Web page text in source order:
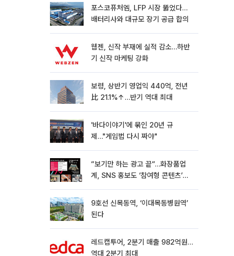
포스코퓨처엠, LFP 시장 뚫었다…
배터리사와 대규모 장기 공급 합의
웹젠, 신작 부재에 실적 감소…하반
기 신작 마케팅 강화
보령, 상반기 영업익 440억, 전년
比 21.1%↑…반기 역대 최대
'바다이야기'에 묶인 20년 규
제…"게임법 다시 짜야"
“보기만 하는 광고 끝“…화장품업
계, SNS 홍보도 ‘참여형 콘텐츠’로
9호선 신목동역, ‘이대목동병원역’
된다
레드캡투어, 2분기 매출 982억원…
역대 2분기 최대